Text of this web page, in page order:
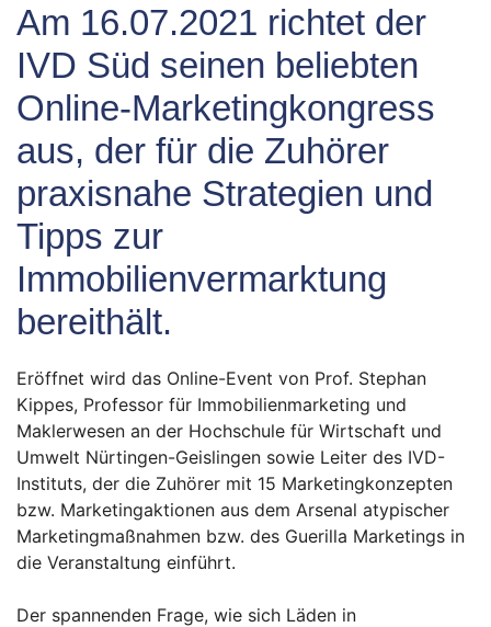
Am 16.07.2021 richtet der
IVD Süd seinen beliebten
Online-Marketingkongress
aus, der für die Zuhörer
praxisnahe Strategien und
Tipps zur
Immobilienvermarktung
bereithält.
Eröffnet wird das Online-Event von Prof. Stephan
Kippes, Professor für Immobilienmarketing und
Maklerwesen an der Hochschule für Wirtschaft und
Umwelt Nürtingen-Geislingen sowie Leiter des IVD-
Instituts, der die Zuhörer mit 15 Marketingkonzepten
bzw. Marketingaktionen aus dem Arsenal atypischer
Marketingmaßnahmen bzw. des Guerilla Marketings in
die Veranstaltung einführt.
Der spannenden Frage, wie sich Läden in